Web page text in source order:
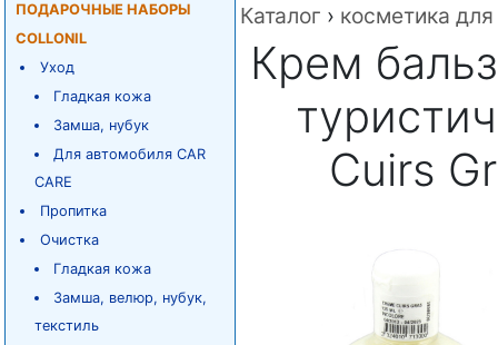
ПОДАРОЧНЫЕ НАБОРЫ
COLLONIL
Уход
Гладкая кожа
Замша, нубук
Для автомобиля CAR
CARE
Пропитка
Очистка
Гладкая кожа
Замша, велюр, нубук,
текстиль
Каталог › косметика
Крем
Cuirs